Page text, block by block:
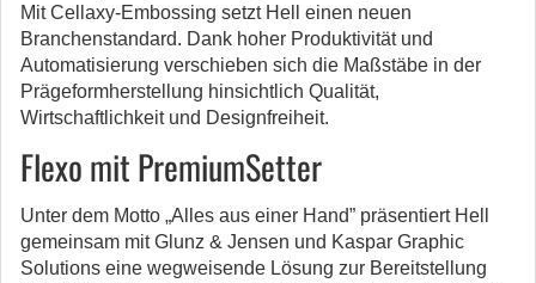
Mit Cellaxy-Embossing setzt Hell einen neuen
Branchenstandard. Dank hoher Produktivität und
Automatisierung verschieben sich die Maßstäbe in der
Prägeformherstellung hinsichtlich Qualität,
Wirtschaftlichkeit und Designfreiheit.
Flexo mit PremiumSetter
Unter dem Motto „Alles aus einer Hand” präsentiert Hell
gemeinsam mit Glunz & Jensen und Kaspar Graphic
Solutions eine wegweisende Lösung zur Bereitstellung